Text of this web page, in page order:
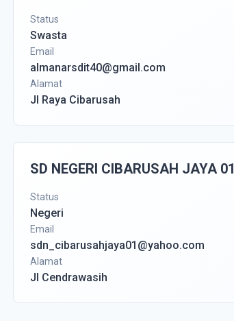
Status
Swasta
Email
almanarsdit40@gmail.com
Alamat
Jl Raya Cibarusah
SD NEGERI CIBARUSAH JAYA 01
Status
Negeri
Email
sdn_cibarusahjaya01@yahoo.com
Alamat
Jl Cendrawasih